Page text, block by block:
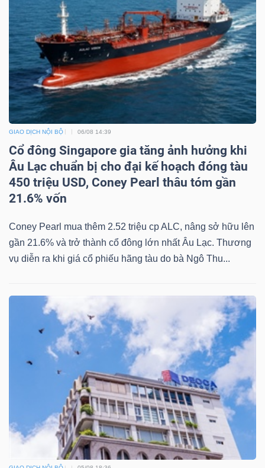
GIAO DỊCH NỘI BỘ 06/08 14:39
Cổ đông Singapore gia tăng ảnh hưởng khi
Âu Lạc chuẩn bị cho đại kế hoạch đóng tàu
450 triệu USD, Coney Pearl thâu tóm gần
21.6% vốn
Coney Pearl mua thêm 2.52 triệu cp ALC, nâng sở hữu lên
gần 21.6% và trở thành cổ đông lớn nhất Âu Lạc. Thương
vụ diễn ra khi giá cổ phiếu hãng tàu do bà Ngô Thu...
TIỆN
ÍCH
BẤT
ĐỘNG
SẢN
chứng
khoán
(-)
Người nội bộ Người liên quan Cổ đông lớn
tức